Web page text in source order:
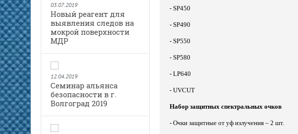
03.07.2019
Новый реагент для
выявления следов на
мокрой поверхности
МДР
12.04.2019
Семинар альянса
безопасности в г.
Волгоград 2019
- SP450
- SP490
- SP550
- SP580
- LP640
- UVCUT
Набор защитных спектральных очков
- Очки защитные от уф излучения – 2 шт.